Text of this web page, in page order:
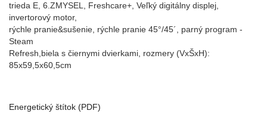
trieda E, 6.ZMYSEL, Freshcare+, Veľký digitálny displej,
invertorový motor,
rýchle pranie&sušenie, rýchle pranie 45°/45´, parný program -
Steam
Refresh,biela s čiernymi dvierkami, rozmery (VxŠxH):
85x59,5x60,5cm
Energetický štítok (PDF)